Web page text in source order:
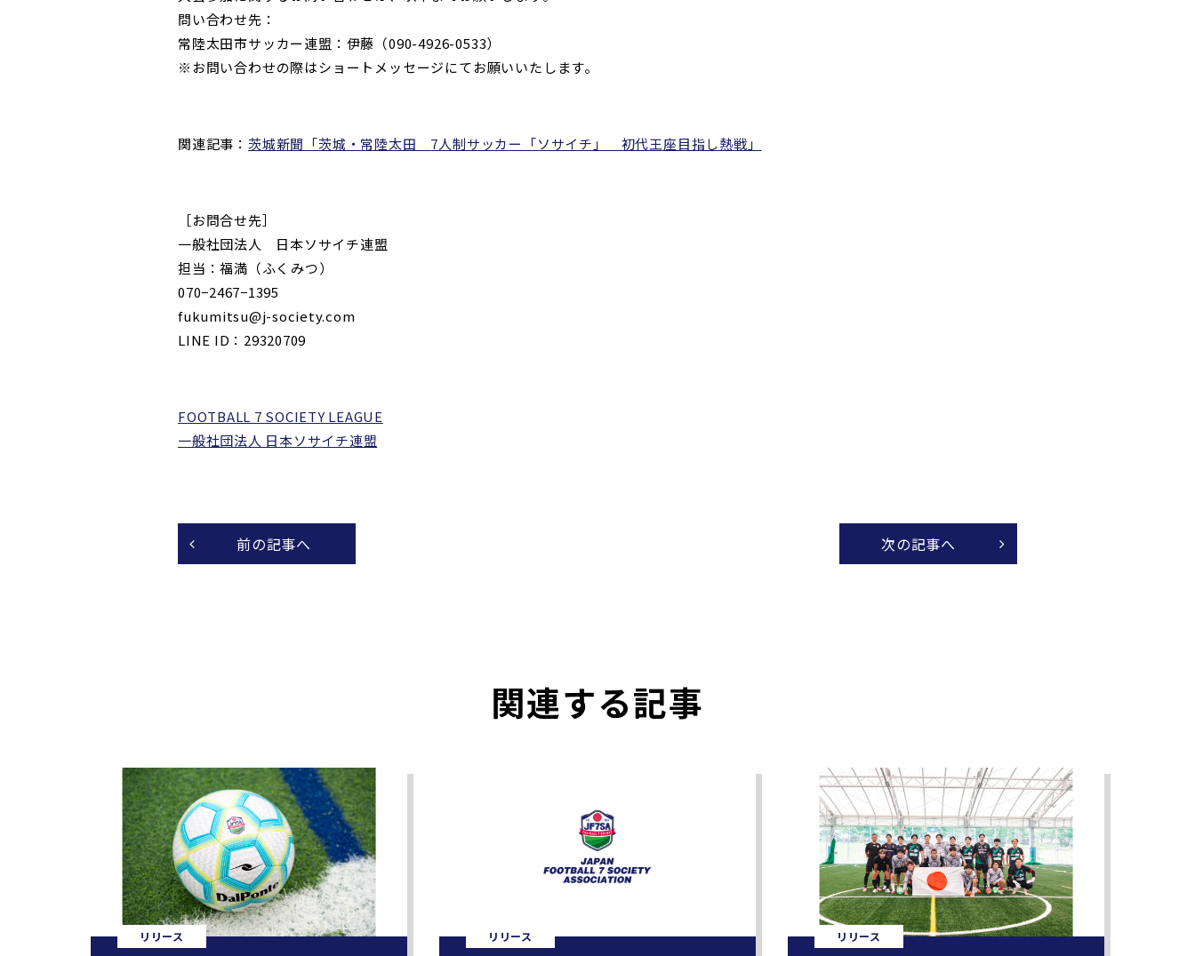
問い合わせ先：
常陸太田市サッカー連盟：伊藤（090-4926-0533）
※お問い合わせの際はショートメッセージにてお願いいたします。
関連記事： 茨城新聞「茨城・常陸太田 7人制サッカー「ソサイチ」 初代王座目指し熱戦」
［お問合せ先］
一般社団法人 日本ソサイチ連盟
担当：福満（ふくみつ）
070−2467−1395
fukumitsu@j-society.com
LINE ID：29320709
FOOTBALL 7 SOCIETY LEAGUE
一般社団法人 日本ソサイチ連盟
前の記事へ 次の記事へ
関連する記事
リリース リリース リリース